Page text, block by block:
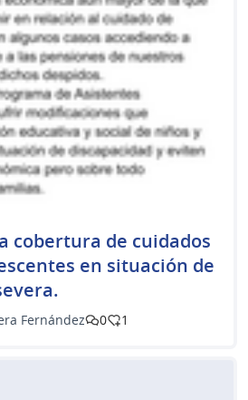
cobertura de cuidados
en situación de
Fernández 0 1